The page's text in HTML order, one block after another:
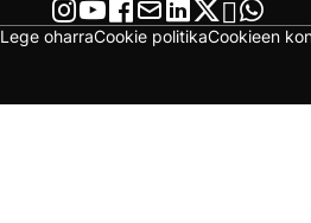
Lege oharraCookie politikaCookieen